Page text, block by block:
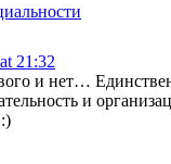
21:32
и нет…
и